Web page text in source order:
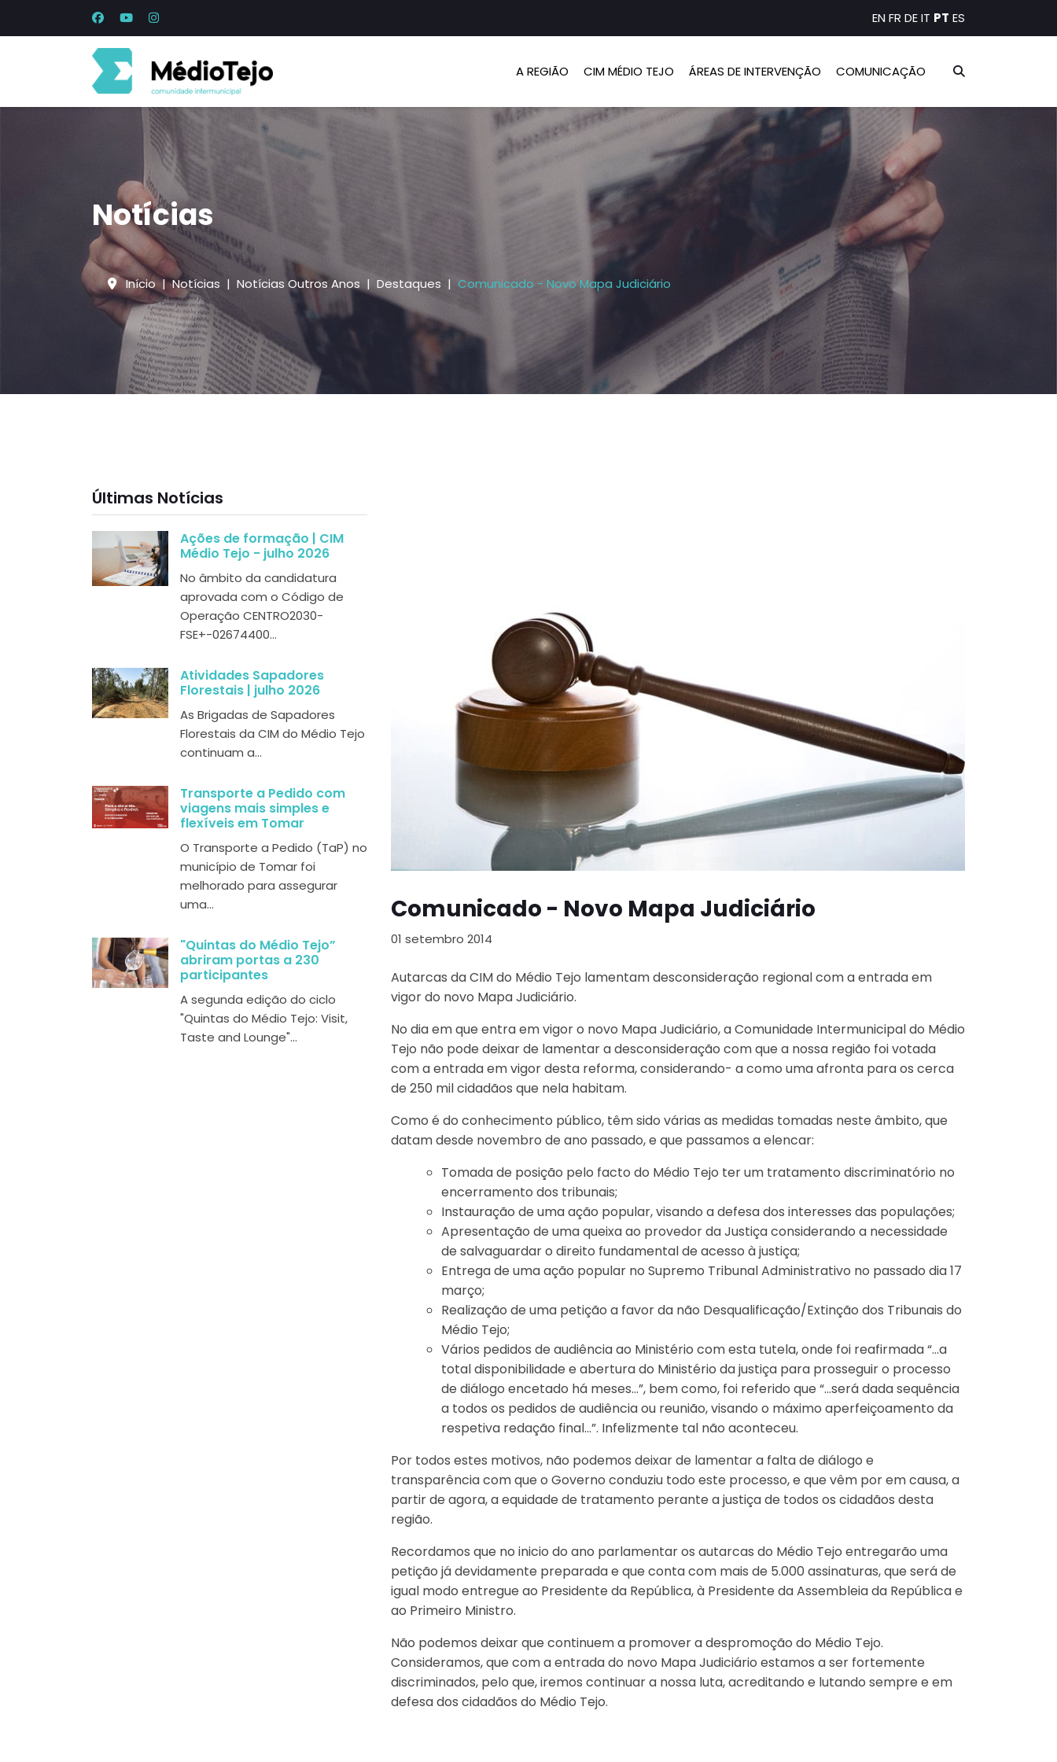
EN FR DEIT PT ES
A REGIÃO CIM MÉDIO TEJO ÁREAS DE INTERVENÇÃO COMUNICAÇÃO
Notícias
Início Notícias Notícias Outros Anos Destaques Comunicado - Novo Mapa Judiciário
Últimas Notícias
Ações de formação | CIM
Médio Tejo - julho 2026
No âmbito da candidatura
aprovada com o Código de
Operação CENTRO2030-
FSE+-02674400...
Atividades Sapadores
Florestais | julho 2026
As Brigadas de Sapadores
Florestais da CIM do Médio Tejo
continuam a...
Transporte a Pedido com
viagens mais simples e
flexíveis em Tomar
O Transporte a Pedido (TaP) no
município de Tomar foi
melhorado para assegurar
uma...
"Quintas do Médio Tejo”
abriram portas a 230
participantes
A segunda edição do ciclo
"Quintas do Médio Tejo: Visit,
Taste and Lounge"...
Comunicado - Novo Mapa Judiciário
01 setembro 2014
Autarcas da CIM do Médio Tejo lamentam desconsideração regional com a entrada em
vigor do novo Mapa Judiciário.
No dia em que entra em vigor o novo Mapa Judiciário, a Comunidade Intermunicipal do Médio
Tejo não pode deixar de lamentar a desconsideração com que a nossa região foi votada
com a entrada em vigor desta reforma, considerando- a como uma afronta para os cerca
de 250 mil cidadãos que nela habitam.
Como é do conhecimento público, têm sido várias as medidas tomadas neste âmbito, que
datam desde novembro de ano passado, e que passamos a elencar:
Tomada de posição pelo facto do Médio Tejo ter um tratamento discriminatório no
encerramento dos tribunais;
Instauração de uma ação popular, visando a defesa dos interesses das populações;
Apresentação de uma queixa ao provedor da Justiça considerando a necessidade
de salvaguardar o direito fundamental de acesso à justiça;
Entrega de uma ação popular no Supremo Tribunal Administrativo no passado dia 17
março;
Realização de uma petição a favor da não Desqualificação/Extinção dos Tribunais do
Médio Tejo;
Vários pedidos de audiência ao Ministério com esta tutela, onde foi reafirmada “…a
total disponibilidade e abertura do Ministério da justiça para prosseguir o processo
de diálogo encetado há meses…”, bem como, foi referido que “…será dada sequência
a todos os pedidos de audiência ou reunião, visando o máximo aperfeiçoamento da
respetiva redação final…”. Infelizmente tal não aconteceu.
Por todos estes motivos, não podemos deixar de lamentar a falta de diálogo e
transparência com que o Governo conduziu todo este processo, e que vêm por em causa, a
partir de agora, a equidade de tratamento perante a justiça de todos os cidadãos desta
região.
Recordamos que no inicio do ano parlamentar os autarcas do Médio Tejo entregarão uma
petição já devidamente preparada e que conta com mais de 5.000 assinaturas, que será de
igual modo entregue ao Presidente da República, à Presidente da Assembleia da República e
ao Primeiro Ministro.
Não podemos deixar que continuem a promover a despromoção do Médio Tejo.
Consideramos, que com a entrada do novo Mapa Judiciário estamos a ser fortemente
discriminados, pelo que, iremos continuar a nossa luta, acreditando e lutando sempre e em
defesa dos cidadãos do Médio Tejo.